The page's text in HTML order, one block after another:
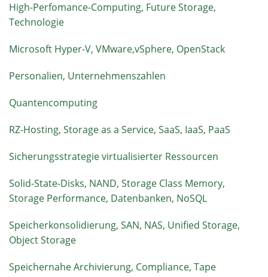
High-Perfomance-Computing, Future Storage,
Technologie
Microsoft Hyper-V, VMware,vSphere, OpenStack
Personalien, Unternehmenszahlen
Quantencomputing
RZ-Hosting, Storage as a Service, SaaS, IaaS, PaaS
Sicherungsstrategie virtualisierter Ressourcen
Solid-State-Disks, NAND, Storage Class Memory,
Storage Performance, Datenbanken, NoSQL
Speicherkonsolidierung, SAN, NAS, Unified Storage,
Object Storage
Speichernahe Archivierung, Compliance, Tape